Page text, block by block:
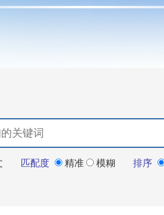
匹配度 精准 模糊 排序